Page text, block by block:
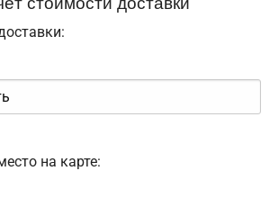
на карте: